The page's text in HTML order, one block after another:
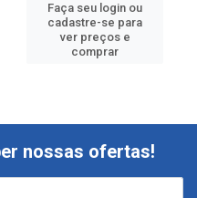
Faça seu login ou
cadastre-se para
ver preços e
comprar
nossas ofertas!